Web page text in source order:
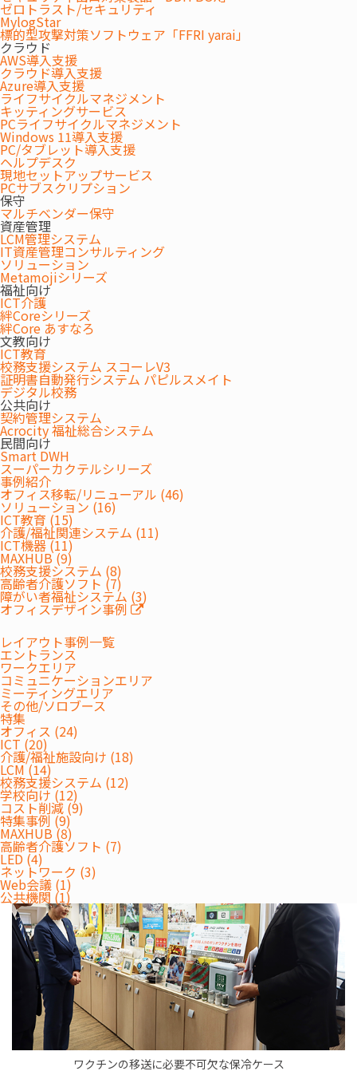
ゼロトラスト/セキュリティ
MylogStar
標的型攻撃対策ソフトウェア「FFRI yarai」
クラウド
AWS導入支援
クラウド導入支援
Azure導入支援
ライフサイクルマネジメント
キッティングサービス
PCライフサイクルマネジメント
Windows 11導入支援
PC/タブレット導入支援
ヘルプデスク
現地セットアップサービス
PCサブスクリプション
保守
マルチベンダー保守
資産管理
LCM管理システム
IT資産管理コンサルティング
ソリューション
Metamojiシリーズ
福祉向け
ICT介護
絆Coreシリーズ
絆Core あすなろ
文教向け
ICT教育
校務支援システム スコーレV3
証明書自動発行システム パピルスメイト
デジタル校務
公共向け
契約管理システム
Acrocity 福祉総合システム
民間向け
Smart DWH
スーパーカクテルシリーズ
事例紹介
オフィス移転/リニューアル (46)
ソリューション (16)
ICT教育 (15)
介護/福祉関連システム (11)
ICT機器 (11)
MAXHUB (9)
校務支援システム (8)
高齢者介護ソフト (7)
障がい者福祉システム (3)
オフィスデザイン事例
レイアウト事例一覧
エントランス
ワークエリア
コミュニケーションエリア
ミーティングエリア
その他/ソロブース
特集
オフィス (24)
ICT (20)
介護/福祉施設向け (18)
LCM (14)
校務支援システム (12)
学校向け (12)
コスト削減 (9)
特集事例 (9)
MAXHUB (8)
高齢者介護ソフト (7)
LED (4)
ネットワーク (3)
Web会議 (1)
公共機関 (1)
JCV 様の活動展示物見学の様子
JCV 様の活動
「世界の子どもにワクチンを 日本委員会（JCV）」様は、未来あ
る小さな命を救うために、UNICEFと連携し、子どもたちにワクチ
ンを贈っている認定NPO法人です。
世界では1日に4,000人、時間にして20秒に1人の赤ちゃんや子ども
がワクチンがないために命を落としています。こうした子どもた
ちにワクチンを届け、子どもの未来を守る活動「子どもワクチン
支援」を行っています。1994年の創設当時、定期的な予防接種が
各地に広がり、安価なワクチン購入ができる環境が整いつつあり
ます。しかし、子どもの命を脅かす感染症は、いまだに開発途上
国の大きな脅威となっています。JCV 様はUNICEFと連携し、ミャ
ンマーやラオス、ブータン、バヌアツなど様々な国の子どもたち
にワクチンを届けています。
また、子どもワクチン支援に限らず、大規模災害によって被災した
子どもたちのための支援活動も行っています。
ワクチンの移送に必要不可欠な保冷ケース